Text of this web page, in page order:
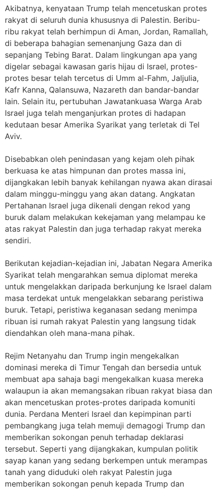
Akibatnya, kenyataan Trump telah mencetuskan protes
rakyat di seluruh dunia khususnya di Palestin. Beribu-
ribu rakyat telah berhimpun di Aman, Jordan, Ramallah,
di beberapa bahagian semenanjung Gaza dan di
sepanjang Tebing Barat. Dalam lingkungan apa yang
digelar sebagai kawasan garis hijau di Israel, protes-
protes besar telah tercetus di Umm al-Fahm, Jaljulia,
Kafr Kanna, Qalansuwa, Nazareth dan bandar-bandar
lain. Selain itu, pertubuhan Jawatankuasa Warga Arab
Israel juga telah menganjurkan protes di hadapan
kedutaan besar Amerika Syarikat yang terletak di Tel
Aviv.
Disebabkan oleh penindasan yang kejam oleh pihak
berkuasa ke atas himpunan dan protes massa ini,
dijangkakan lebih banyak kehilangan nyawa akan dirasai
dalam minggu-minggu yang akan datang. Angkatan
Pertahanan Israel juga dikenali dengan rekod yang
buruk dalam melakukan kekejaman yang melampau ke
atas rakyat Palestin dan juga terhadap rakyat mereka
sendiri.
Berikutan kejadian-kejadian ini, Jabatan Negara Amerika
Syarikat telah mengarahkan semua diplomat mereka
untuk mengelakkan daripada berkunjung ke Israel dalam
masa terdekat untuk mengelakkan sebarang peristiwa
buruk. Tetapi, peristiwa keganasan sedang menimpa
ribuan isi rumah rakyat Palestin yang langsung tidak
diendahkan oleh mana-mana pihak.
Rejim Netanyahu dan Trump ingin mengekalkan
dominasi mereka di Timur Tengah dan bersedia untuk
membuat apa sahaja bagi mengekalkan kuasa mereka
walaupun ia akan memangsakan ribuan rakyat biasa dan
akan mencetuskan protes-protes daripada komuniti
dunia. Perdana Menteri Israel dan kepimpinan parti
pembangkang juga telah memuji demagogi Trump dan
memberikan sokongan penuh terhadap deklarasi
tersebut. Seperti yang dijangkakan, kumpulan politik
sayap kanan yang sedang berkempen untuk merampas
tanah yang diduduki oleh rakyat Palestin juga
memberikan sokongan penuh kepada Trump dan